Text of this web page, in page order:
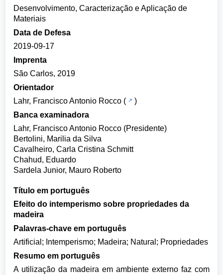
Desenvolvimento, Caracterização e Aplicação de
Materiais
Data de Defesa
2019-09-17
Imprenta
São Carlos, 2019
Orientador
Lahr, Francisco Antonio Rocco (
)
Banca examinadora
Lahr, Francisco Antonio Rocco (Presidente)
Bertolini, Marilia da Silva
Cavalheiro, Carla Cristina Schmitt
Chahud, Eduardo
Sardela Junior, Mauro Roberto
Título em português
Efeito do intemperismo sobre propriedades da
madeira
Palavras-chave em português
Artificial; Intemperismo; Madeira; Natural; Propriedades
Resumo em português
A utilização da madeira em ambiente externo faz com